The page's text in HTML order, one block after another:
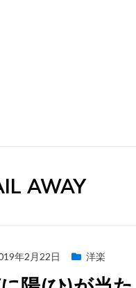
AWAY
年2月22日 洋楽